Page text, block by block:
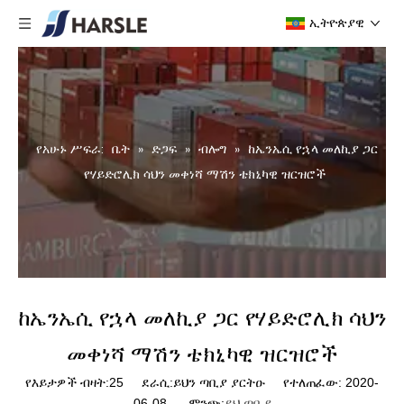
ኢትዮጵያዊ
የአሁኑ ሥፍራ: ቤት » ድጋፍ » ብሎግ » ከኤንኤሲ የኋላ መለኪያ ጋር
የሃይድሮሊክ ሳህን መቀነሻ ማሽን ቴክኒካዊ ዝርዝሮች
ከኤንኤሲ የኋላ መለኪያ ጋር የሃይድሮሊክ ሳህን
መቀነሻ ማሽን ቴክኒካዊ ዝርዝሮች
የእይታዎች ብዛት:25 ደራሲ:ይህን ጣቢያ ያርትዑ የተለጠፈው: 2020-